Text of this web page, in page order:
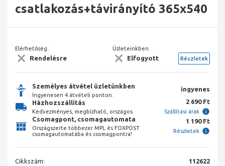
csatlakozás+távirányító 365x540
Elérhetőség:
Rendelésre
Üzleteinkben:
Elfogyott Részletek
Személyes átvétel üzletünkben
Ingyenesen 4 átvételi ponton.
ingyenes
Házhozszállítás
Kedvezményes, megbízható, országos.
2 690 Ft
Szállítási árak
Csomagpont, csomagautomata
Országszerte többezer MPL és FOXPOST
csomagautomatába és csomagpontra!
1 190 Ft
Részletek
Cikkszám:
112622